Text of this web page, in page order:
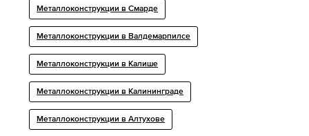
Металлоконструкции в Смарде
Металлоконструкции в Валдемарпилсе
Металлоконструкции в Калише
Металлоконструкции в Калининграде
Металлоконструкции в Алтухове